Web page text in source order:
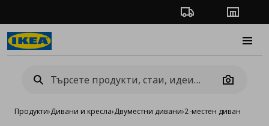
Проследяване на
Camera
Продукти›Дивани и кресла›Двуместни дивани›2-местен диван